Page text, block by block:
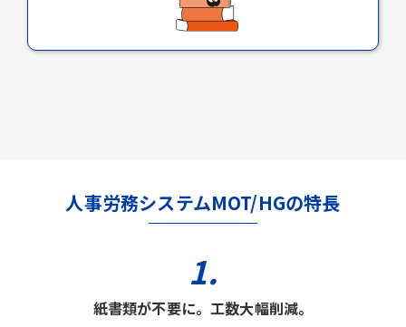
人事労務システムMOT/HGの特長
1.
紙書類が不要に。工数大幅削減。